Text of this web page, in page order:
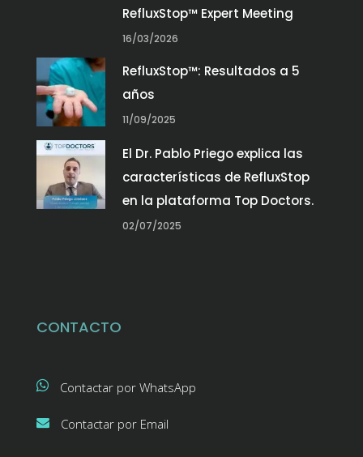
RefluxStop™ Expert Meeting
16/03/2026
RefluxStop™: Resultados a 5
años
11/09/2025
El Dr. Pablo Priego explica las
características de RefluxStop
en la plataforma Top Doctors.
02/07/2025
CONTACTO
Contactar por WhatsApp
Contactar por Email